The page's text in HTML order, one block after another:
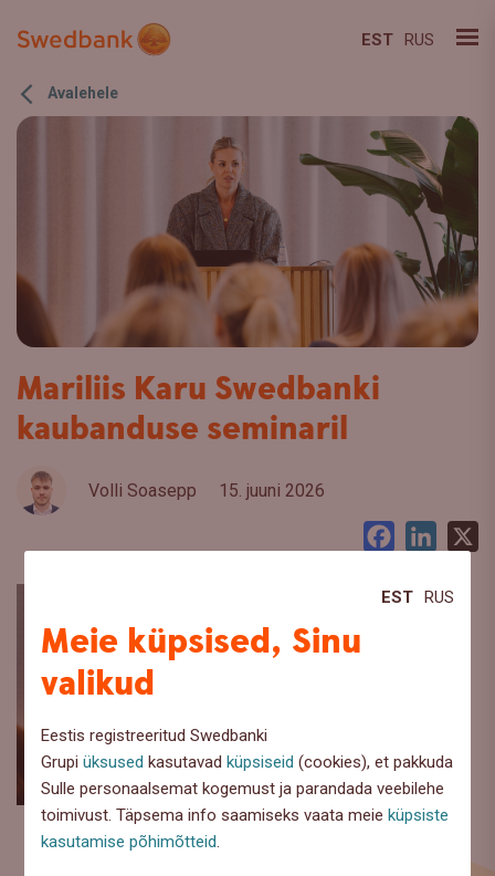
EST RUS
Meie küpsised, Sinu
valikud
Eestis registreeritud Swedbanki
Grupiüksused kasutavadküpsiseid (cookies), et pakkuda
Sulle personaalsemat kogemust ja parandada veebilehe
toimivust. Täpsema info saamiseks vaata meieküpsiste
kasutamise põhimõtteid.
EST RUS
Avalehele
Mariliis Karu Swedbanki
kaubanduse seminaril
Volli Soasepp 15. juuni 2026
Facebook